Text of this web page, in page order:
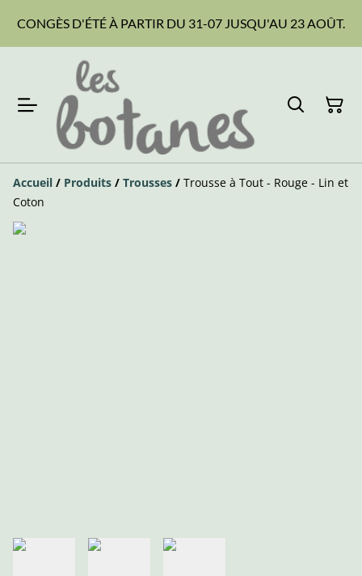
CONGÈS D'ÉTÉ À PARTIR DU 31-07 JUSQU'AU 23 AOÛT.
Accueil / Produits / Trousses / Trousse à Tout - Rouge - Lin et
Coton